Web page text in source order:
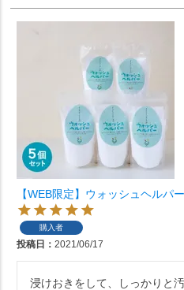
【WEB限定】ウォッシュヘルパ
購入者
投稿日 2021/06/17
浸けおきをして、しっかりと